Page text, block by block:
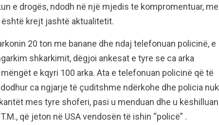
e drogës, ndodh në një mjedis te kompromentuar, me
krejt jashtë aktualitetit.
20 ton me banane dhe ndaj telefonuan policinë, e
shkarkimit, dëgjoi ankesat e tyre se ca arka
e kqyri 100 arka. Ata e telefonuan policinë që të
ca ngjarje të çuditshme ndërkohe dhe policia nuk
mes tyre shoferi, pasi u menduan dhe u këshilluan
që jeton në USA vendosën të ishin “policë” .